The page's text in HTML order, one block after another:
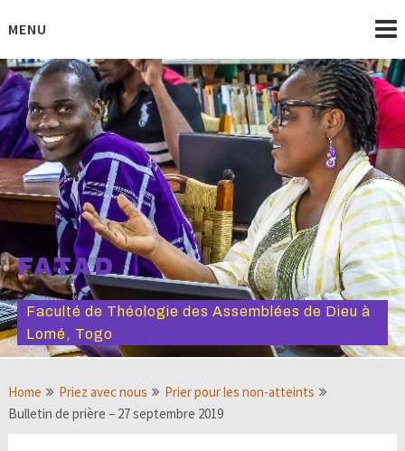
toMENU
FATAD
Faculté de Théologie des Assemblées de Dieu à
Lomé, Togo
Home Priez avec nous
Prier pour les non-atteints
Bulletin de prière – 27 septembre 2019